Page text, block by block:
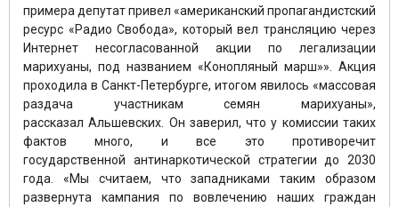
примера депутат привел «американский пропагандистский
ресурс «Радио Свобода», который вел трансляцию через
Интернет несогласованной акции по легализации
марихуаны, под названием «Конопляный марш»». Акция
проходила в Санкт-Петербурге, итогом явилось «массовая
раздача участникам семян марихуаны»,
рассказал Альшевских. Он заверил, что у комиссии таких
фактов много, и все это противоречит
государственной антинаркотической стратегии до 2030
года. «Мы считаем, что западниками таким образом
развернута кампания по вовлечению наших граждан